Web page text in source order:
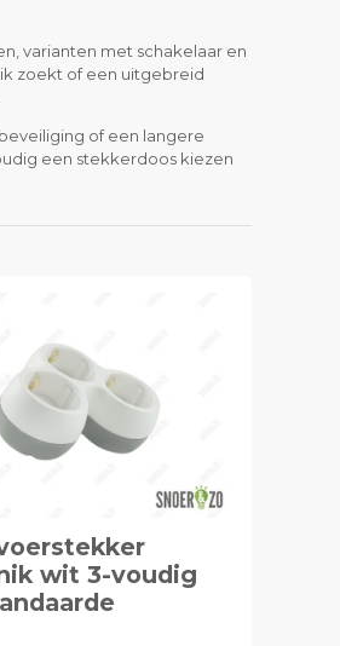
varianten met schakelaar en
zoekt of een uitgebreid
of een langere
een stekkerdoos kiezen
wit 3-voudig